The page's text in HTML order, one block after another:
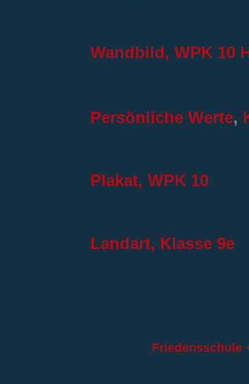
Wandbild, WPK 10
Persönliche Werte,
Plakat, WPK 10
Landart, Klasse 9e
Friedensschule